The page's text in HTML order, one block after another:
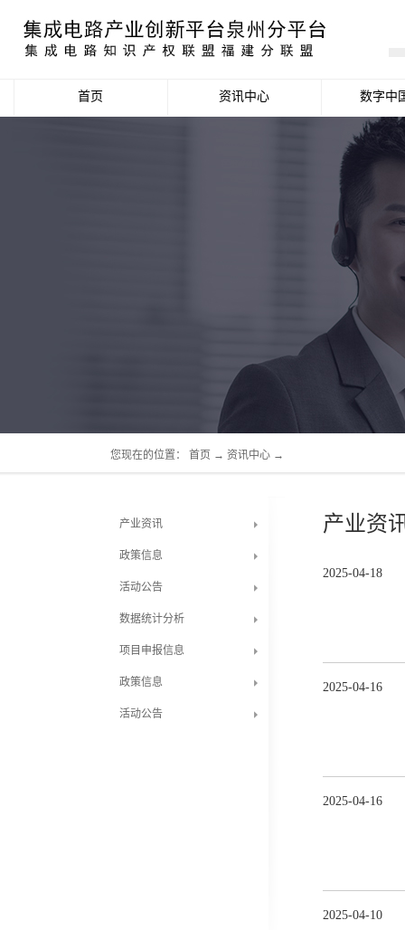
首页 资讯中心 数字中
产业资讯
政策信息
活动公告
数据统计分析
项目申报信息
政策信息
活动公告
产业资
您现在的位置： 首页 → 资讯中心 →
2025-04-18
2025-04-16
2025-04-16
2025-04-10